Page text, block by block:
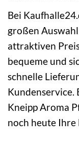
Bei
großen
attraktiven
bequeme und
schnelle
Kundenservice.
Kneipp Aroma
noch heute